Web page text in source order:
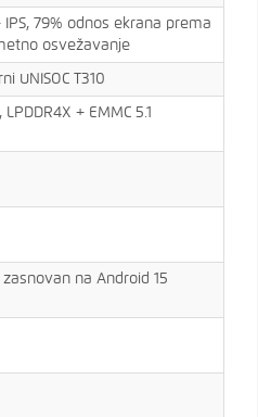
IPS, 79% odnos ekrana prema
osvežavanje
UNISOC T310
+ EMMC 5.1
zasnovan na Android 15